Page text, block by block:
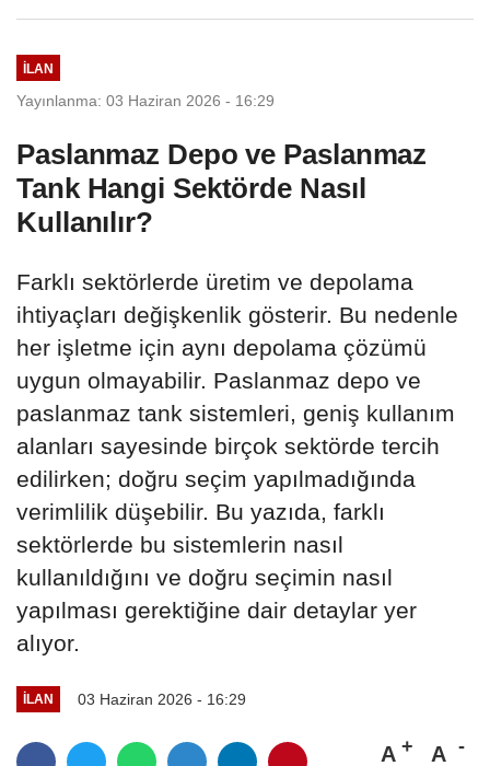
İLAN
Yayınlanma: 03 Haziran 2026 - 16:29
Paslanmaz Depo ve Paslanmaz
Tank Hangi Sektörde Nasıl
Kullanılır?
ihtiyaçları değişkenlik gösterir. Bu nedenle
her işletme için aynı depolama çözümü
uygun olmayabilir. Paslanmaz depo ve
paslanmaz tank sistemleri, geniş kullanım
alanları sayesinde birçok sektörde tercih
edilirken; doğru seçim yapılmadığında
verimlilik düşebilir. Bu yazıda, farklı
sektörlerde bu sistemlerin nasıl
yapılması gerektiğine dair detaylar yer
alıyor.
İLAN
Büyüt Küçült